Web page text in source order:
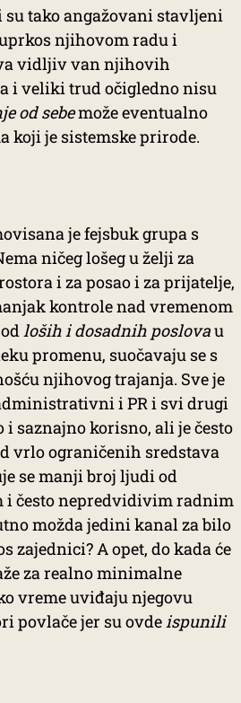
tako angažovani stavljeni
njihovom radu i
vidljiv van njihovih
i veliki trud očigledno nisu
od sebemože eventualno
koji je sistemske prirode.
je fejsbuk grupa s
ničeg lošeg u želji za
i za posao i za prijatelje,
kontrole nad vremenom
loših i dosadnih poslovau
promenu, suočavaju se s
njihovog trajanja. Sve je
i PR i svi drugi
saznajno korisno, ali je često
vrlo ograničenih sredstava
se manji broj ljudi od
i često nepredvidivim radnim
možda jedini kanal za bilo
A opet, do kada će
za realno minimalne
vreme uviđaju njegovu
povlače jer su ovdeispunili